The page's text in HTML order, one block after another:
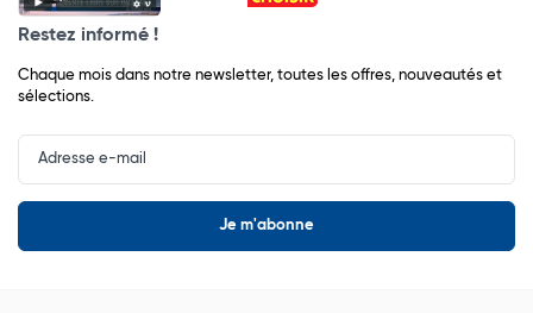
Restez informé !
Chaque mois dans notre newsletter, toutes les offres, nouveautés et
sélections.
Input
Newsletter